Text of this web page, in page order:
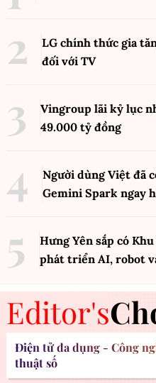
LG chính thức gia
đối với TV
Vingroup lãi kỷ lục
49.000 tỷ đồng
Người dùng Việt đã
Gemini Spark ngay
Hưng Yên sắp có
phát triển AI, robot
Editor's
Điện tử đa dụng - Công
thuật số